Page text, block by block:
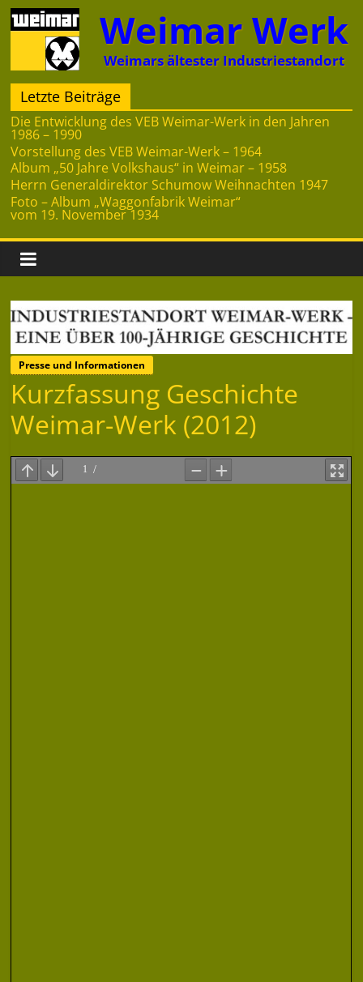
Zum
Inhalt
springen
Weimar Werk
Weimars ältester Industriestandort
Letzte Beiträge
Die Entwicklung des VEB Weimar-Werk in den Jahren
1986 – 1990
Vorstellung des VEB Weimar-Werk – 1964
Album „50 Jahre Volkshaus“ in Weimar – 1958
Herrn Generaldirektor Schumow Weihnachten 1947
Foto – Album „Waggonfabrik Weimar“
vom 19. November 1934
Presse und Informationen
Kurzfassung Geschichte
Weimar-Werk (2012)